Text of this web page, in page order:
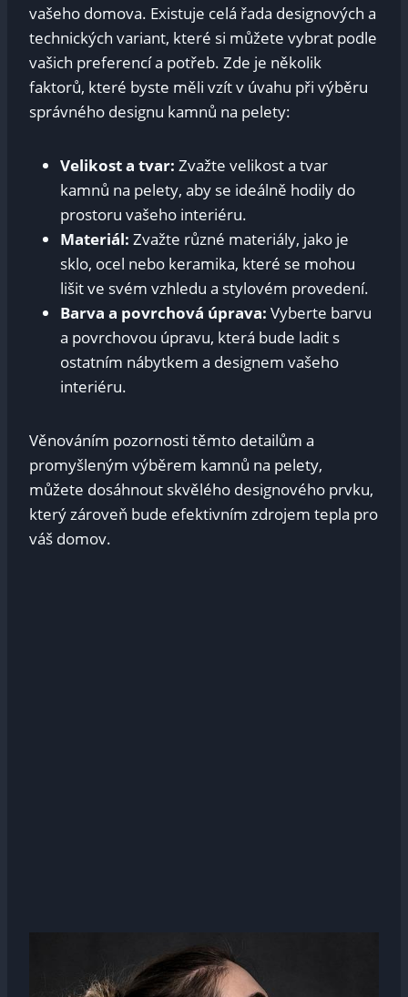
vašeho domova. Existuje celá řada designových a
technických variant, které si můžete vybrat podle
vašich preferencí a potřeb. Zde je několik
faktorů, které byste měli vzít v úvahu při výběru
správného designu kamnů na pelety:
Velikost a tvar: Zvažte velikost a tvar
kamnů na pelety, aby se ideálně hodily do
prostoru vašeho interiéru.
Materiál: Zvažte různé materiály, jako je
sklo, ocel nebo keramika, které se mohou
lišit ve svém vzhledu a stylovém provedení.
Barva a povrchová úprava: Vyberte barvu
a povrchovou úpravu, která bude ladit s
ostatním nábytkem a designem vašeho
interiéru.
Věnováním pozornosti těmto detailům a
promyšleným výběrem kamnů na pelety,
můžete dosáhnout skvělého designového prvku,
který zároveň bude efektivním zdrojem tepla pro
váš domov.